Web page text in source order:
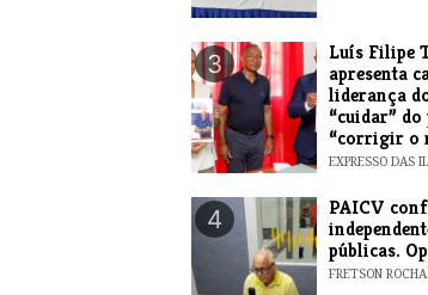
3
Luís Filipe
apresenta
liderança
“cuidar”
“corrigir o
EXPRESSO DAS
4
​PAICV
públicas.
FRETSON ROCHA